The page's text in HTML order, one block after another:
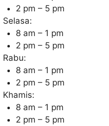
2 pm – 5 pm
Selasa:
8 am – 1 pm
2 pm – 5 pm
Rabu:
8 am – 1 pm
2 pm – 5 pm
Khamis:
8 am – 1 pm
2 pm – 5 pm